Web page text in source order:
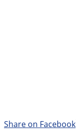
Share on Facebook